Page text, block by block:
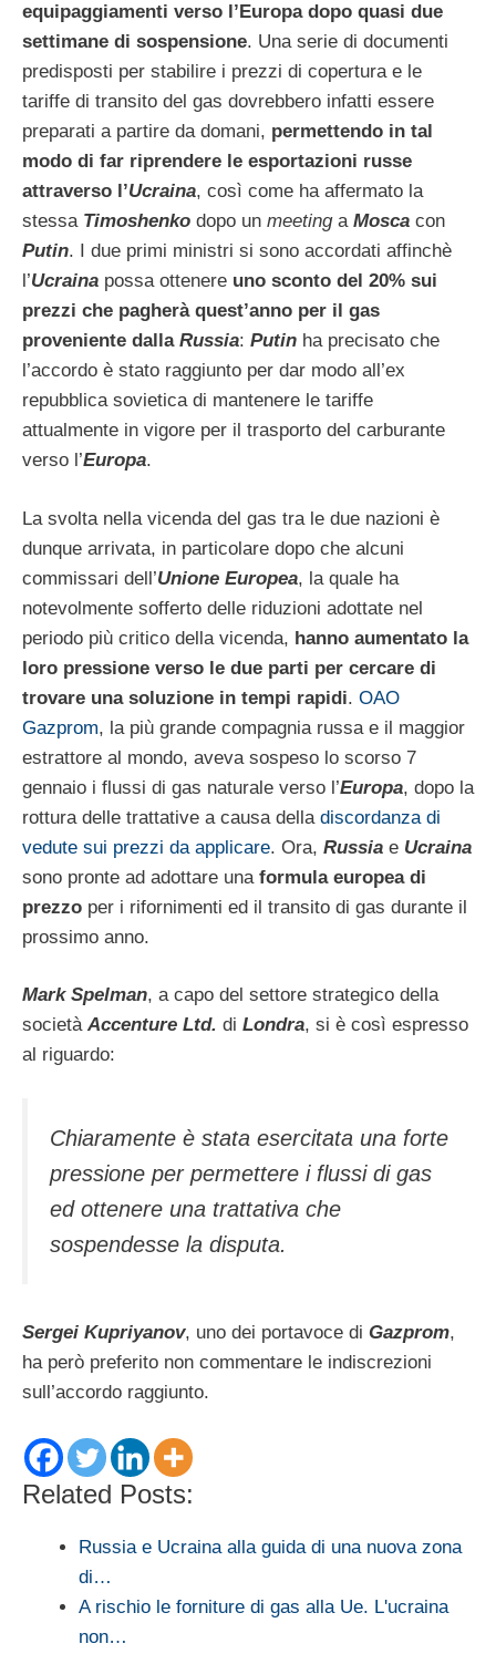
equipaggiamenti verso l’Europa dopo quasi due
settimane di sospensione. Una serie di documenti
predisposti per stabilire i prezzi di copertura e le
tariffe di transito del gas dovrebbero infatti essere
preparati a partire da domani, permettendo in tal
modo di far riprendere le esportazioni russe
attraverso l’Ucraina, così come ha affermato la
stessa Timoshenko dopo un meetinga Mosca con
Putin. I due primi ministri si sono accordati affinchè
l’Ucraina possa ottenere uno sconto del 20% sui
prezzi che pagherà quest’anno per il gas
proveniente dalla Russia: Putin ha precisato che
l’accordo è stato raggiunto per dar modo all’ex
repubblica sovietica di mantenere le tariffe
attualmente in vigore per il trasporto del carburante
verso l’Europa.
La svolta nella vicenda del gas tra le due nazioni è
dunque arrivata, in particolare dopo che alcuni
commissari dell’Unione Europea, la quale ha
notevolmente sofferto delle riduzioni adottate nel
periodo più critico della vicenda, hanno aumentato la
loro pressione verso le due parti per cercare di
trovare una soluzione in tempi rapidi. OAO
Gazprom, la più grande compagnia russa e il maggior
estrattore al mondo, aveva sospeso lo scorso 7
gennaio i flussi di gas naturale verso l’Europa, dopo la
rottura delle trattative a causa della discordanza di
vedute sui prezzi da applicare. Ora, Russia e Ucraina
sono pronte ad adottare una formula europea di
prezzo per i rifornimenti ed il transito di gas durante il
prossimo anno.
Mark Spelman, a capo del settore strategico della
società Accenture Ltd. di Londra, si è così espresso
al riguardo:
Chiaramente è stata esercitata una forte
pressione per permettere i flussi di gas
ed ottenere una trattativa che
sospendesse la disputa.
Sergei Kupriyanov, uno dei portavoce di Gazprom,
ha però preferito non commentare le indiscrezioni
sull’accordo raggiunto.
Related Posts:
Russia e Ucraina alla guida di una nuova zona
di…
A rischio le forniture di gas alla Ue. L'ucraina
non…